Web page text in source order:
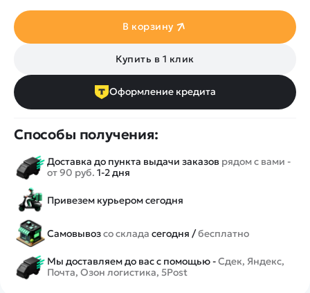
В корзину
Купить в 1 клик
Оформление кредита
Способы получения:
Доставка до пункта выдачи заказов рядом с вами -
от 90 руб. 1-2 дня
Привезем курьером сегодня
Самовывозсо склада сегодня /бесплатно
Мы доставляем до вас с помощью -Сдек, Яндекс,
Почта, Озон логистика, 5Post